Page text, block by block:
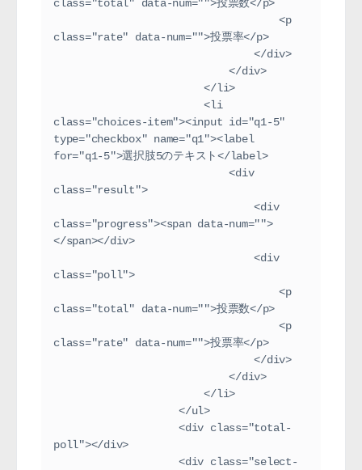
class="total" data-num="">投票数</p>
                                    <p
class="rate" data-num="">投票率</p>
                                </div>
                            </div>
                        </li>
                        <li
class="choices-item"><input id="q1-5"
type="checkbox" name="q1"><label
for="q1-5">選択肢5のテキスト</label>
                            <div
class="result">
                                <div
class="progress"><span data-num="">
</span></div>
                                <div
class="poll">
                                    <p
class="total" data-num="">投票数</p>
                                    <p
class="rate" data-num="">投票率</p>
                                </div>
                            </div>
                        </li>
                    </ul>
                    <div class="total-
poll"></div>
                    <div class="select-